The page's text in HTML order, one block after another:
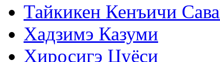
Тайкикен Кенъичи
Хадзимэ Казуми
Хиросигэ Цуёси